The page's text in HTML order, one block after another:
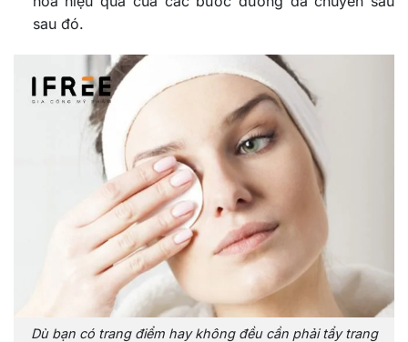
sau đó.
Dù bạn có trang điểm hay không đều cần phải tẩy trang